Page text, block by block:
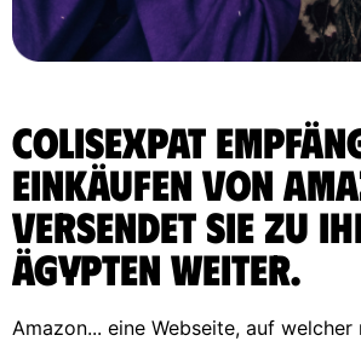
ColisExpat
Einkäufen von
versendet sie zu
Ägypten weiter.
Amazon... eine Webseite, auf welcher